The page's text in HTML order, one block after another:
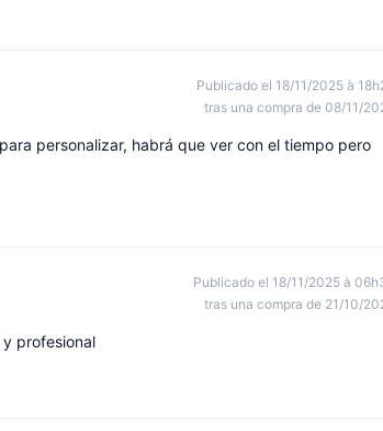
Publicado el 18/11/2025 à
tras una compra de 08/11/
personalizar, habrá que ver con el tiempo pero
Publicado el 18/11/2025 à
tras una compra de 21/10/
profesional